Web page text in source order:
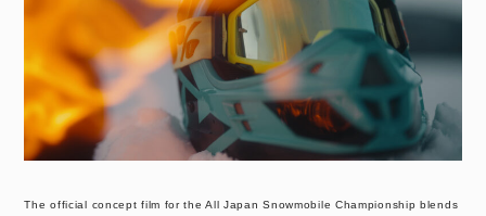
The official concept film for the All Japan Snowmobile Championship blends